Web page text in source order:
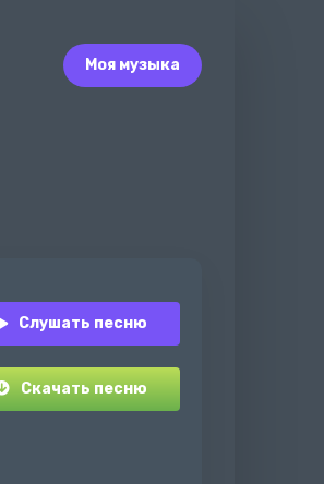
Моя музыка
Слушать песню
Скачать песню